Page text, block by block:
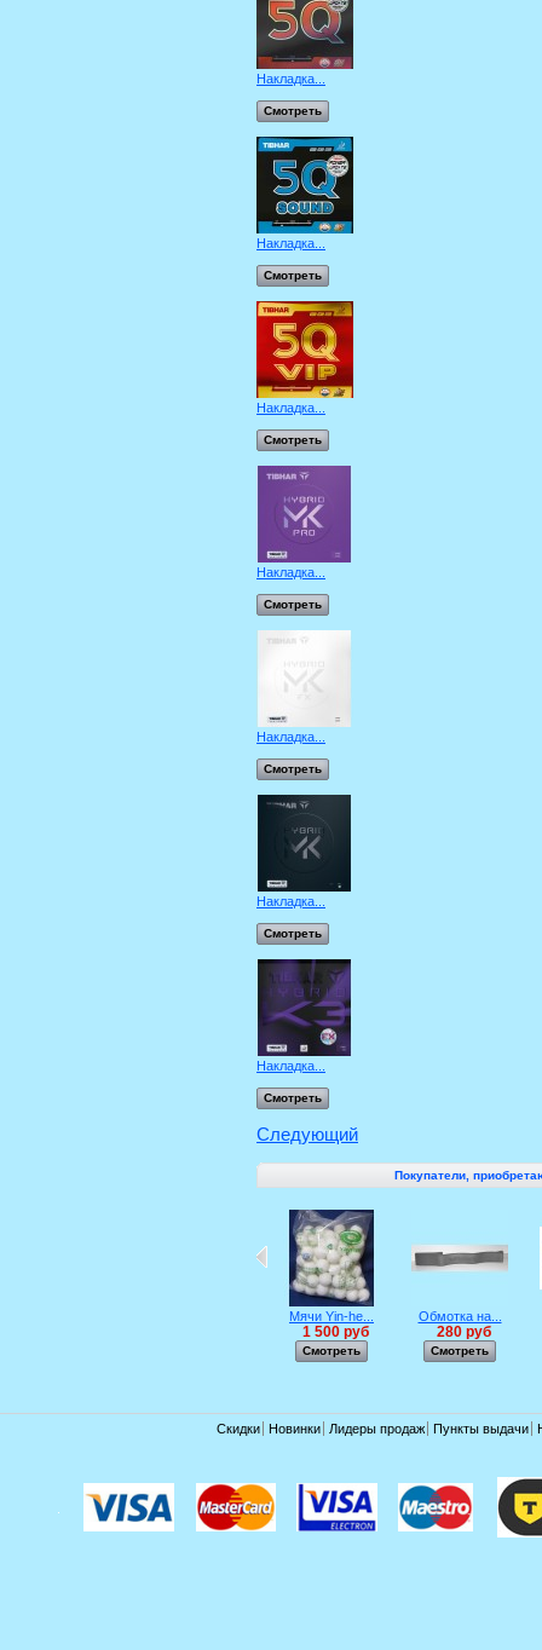
Накладка...
Смотреть
Накладка...
Смотреть
Накладка...
Смотреть
Накладка...
Смотреть
Накладка...
Смотреть
Накладка...
Смотреть
Накладка...
Смотреть
Следующий
Покупатели,
Мячи Yin-he...
1 500 руб
Смотреть
Обмотка на...
280 руб
Смотреть
Скидки Новинки Лидеры продаж Пункты выдачи